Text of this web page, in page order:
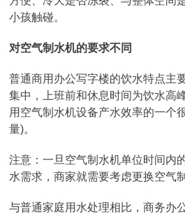
小孩触碰。
对空气制水机的要求不同
普通商用办公写字楼的饮水特点主
集中，上班前和休息时间为饮水高
用空气制水机设备产水效率的一个
量)。
注意：一旦空气制水机单位时间内
水需求，商家就需要考虑更换空气
与普通家庭用水处理相比，商务办